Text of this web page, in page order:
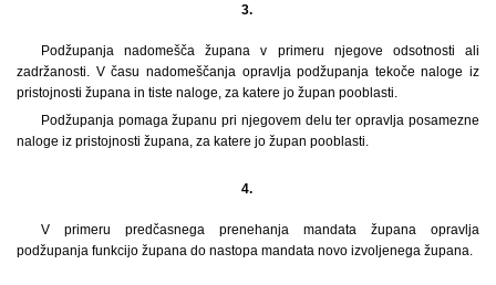
3.
Podžupanja nadomešča župana v primeru njegove odsotnosti ali
zadržanosti. V času nadomeščanja opravlja podžupanja tekoče naloge iz
pristojnosti župana in tiste naloge, za katere jo župan pooblasti.
Podžupanja pomaga županu pri njegovem delu ter opravlja posamezne
naloge iz pristojnosti župana, za katere jo župan pooblasti.
4.
V primeru predčasnega prenehanja mandata župana opravlja
podžupanja funkcijo župana do nastopa mandata novo izvoljenega župana.